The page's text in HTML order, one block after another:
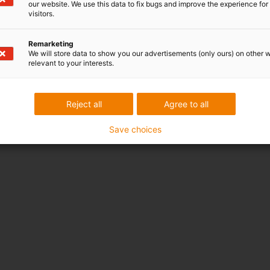
verfügbar. Zusätzlich lassen sich die Varianten mit
am Abtrieb ausführen.
Designs eignen sich die drygear® RL-D Schneckengetriebe
Prüfstände, Verstelleinheiten oder Maschinen,
und Wartungsfreiheit entscheidend sind.
our website. We use this data to fix bugs and improve the experience for
visitors.
Remarketing
We will store data to show you our advertisements (only ours) on other
relevant to your interests.
Agree to all
Reject all
Save choices